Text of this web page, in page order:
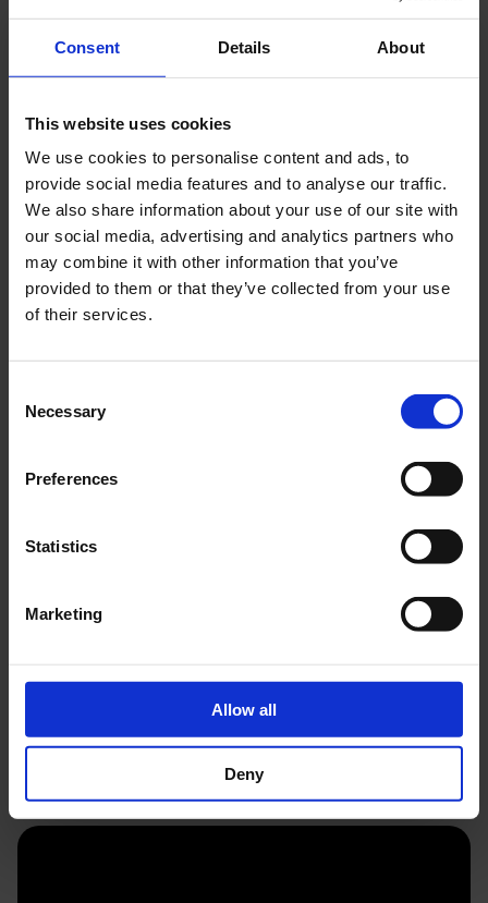
Consent Details About
This website uses cookies
We use cookies to personalise content and ads, to
provide social media features and to analyse our traffic.
We also share information about your use of our site with
our social media, advertising and analytics partners who
may combine it with other information that you’ve
provided to them or that they’ve collected from your use
of their services.
Selection
Necessary
Preferences
Statistics
Marketing
Allow all
Deny
Årskort 1+1
Køb årskort
Flere fordele ved
årskort
Få mere ud af din museumsoplevelse
10% rabat i alle Museum Odenses museumsbutikker
25% rabat for én person til Kunstmuseum Brandts for
årskortholderen
25% på entrébilletten til Universe for årskortholderen